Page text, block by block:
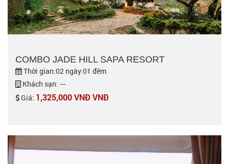
COMBO JADE HILL SAPA RESORT
Thời gian:02 ngày 01 đêm
Khách sạn: ---
Giá: 1,325,000 VNĐ VNĐ